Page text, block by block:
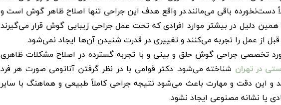
دست‌نخورده باقی می‌مانند.در واقع هدف این جراحی تنها اصلاح ظاهر گوش است و
دلیل در بیشتر موارد افرادی که تحت عمل جراحی زیبایی گوش قرار می‌گیرند
از عمل را تجربه می‌کنند و تغییری در قدرت شنیدن آن‌ها ایجاد نمی‌شود.
بورد تخصصی جراحی گوش حلق و بینی و با تجربه گسترده در اصلاح مشکلات ظاهری
در تهران شناخته می‌شود. دکتر قوامی با در نظر گرفتن آناتومی صورت هر فرد
و این دقت و مهارت باعث می‌شود نتیجه جراحی کاملاً طبیعی و هماهنگ با سایر
یا نشانه مصنوعی ایجاد نشود.